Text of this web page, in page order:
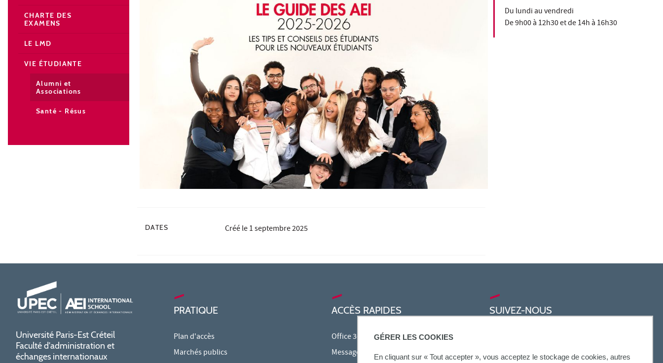
GÉRER LES COOKIES
En cliquant sur « Tout accepter », vous acceptez le stockage de cookies, autres
DATES Créé le1 septembre 2025
Du lundi au vendredi
De 9h00 à 12h30 et de 14h à 16h30
CHARTE DES
EXAMENS
LE LMD
VIE ÉTUDIANTE
Alumni et
Associations
Santé - Résus
Université Paris-Est Créteil
Faculté d'administration et
échanges internationaux
PRATIQUE
Plan d'accès
Marchés publics
ACCÈS RAPIDES
Office 365
Messagerie étudiante
SUIVEZ-NOUS